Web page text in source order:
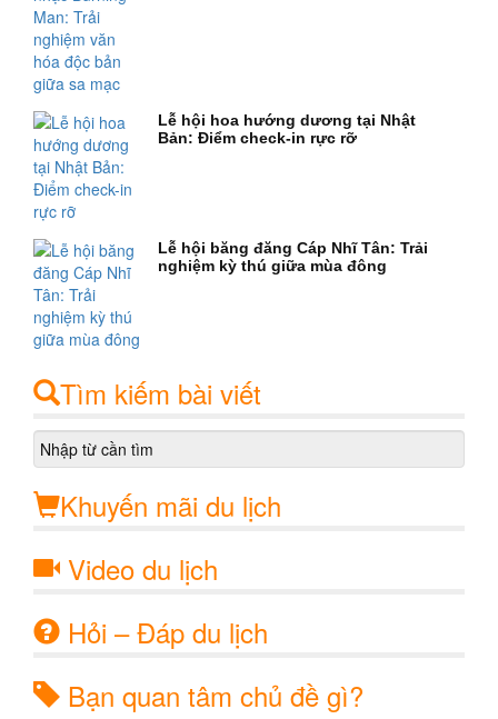
Lễ hội hoa hướng dương tại Nhật
Bản: Điểm check-in rực rỡ
Lễ hội băng đăng Cáp Nhĩ Tân: Trải
nghiệm kỳ thú giữa mùa đông
Tìm kiếm bài viết
Khuyến mãi du lịch
Video du lịch
Hỏi – Đáp du lịch
Bạn quan tâm chủ đề gì?